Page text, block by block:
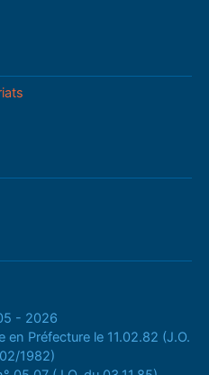
- 2026
Préfecture le 11.02.82 (J.O.
1982)